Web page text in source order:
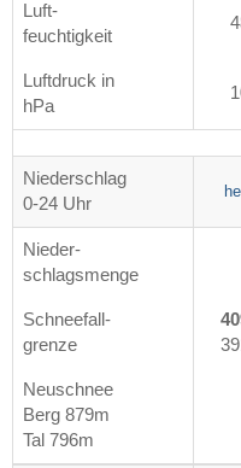
Luft-
feuchtigkeit
Luftdruck in
hPa
Niederschlag
0-24 Uhr
Nieder-
schlagsmenge
Schneefall-
grenze
Neuschnee
Berg 879m
Tal 796m